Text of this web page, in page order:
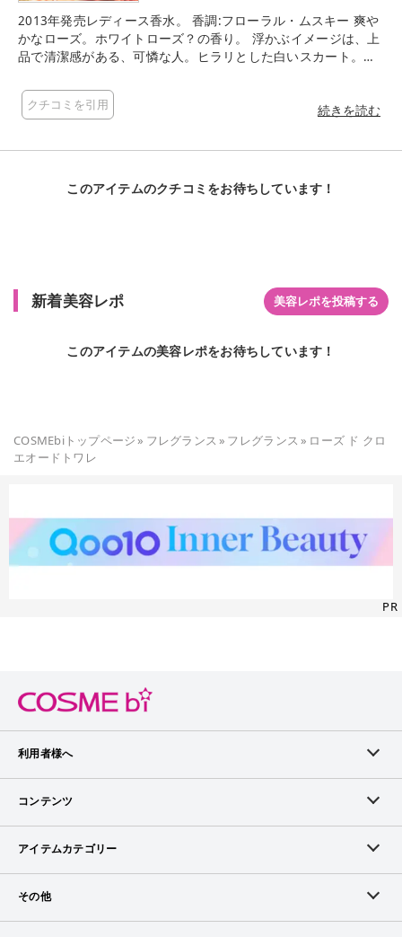
2013年発売レディース香水。 香調:フローラル・ムスキー 爽や
かなローズ。ホワイトローズ？の香り。 浮かぶイメージは、上
品で清潔感がある、可憐な人。ヒラリとした白いスカート。お
りが最後まで残ってて、頭が痛くなってしまった、、。 口コミ
読むと、途中で青々とした香りが消えて、石鹸の香りとローズ
は合わなかったけど、これは男女ともに受けが良さそう。 トッ
スクローズ、マグノリア、シダーウッド ラストノート:ホワイト
ムスク、アンバー
クチコミを引用 続きを読む
このアイテムのクチコミをお待ちしています！
新着美容レポ 美容レポを投稿する
このアイテムの美容レポをお待ちしています！
COSMEbiトップページ» フレグランス » フレグランス » ローズ ド クロ
エオードトワレ
PR
利用者様へ
メンバーログイン
メンバー会員について
アイテム掲載リクエスト
コンテンツ
ランキング
ブランドから探す
アイテムカテゴリー
スキンケア
その他